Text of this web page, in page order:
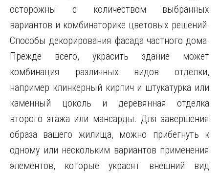
осторожны с количеством выбранных
вариантов и комбинаторике цветовых решений.
Способы декорирования фасада частного дома.
Прежде всего, украсить здание может
комбинация различных видов отделки,
например клинкерный кирпич и штукатурка или
каменный цоколь и деревянная отделка
второго этажа или мансарды. Для завершения
образа вашего жилища, можно прибегнуть к
одному или нескольким вариантов применения
элементов, которые украсят внешний вид